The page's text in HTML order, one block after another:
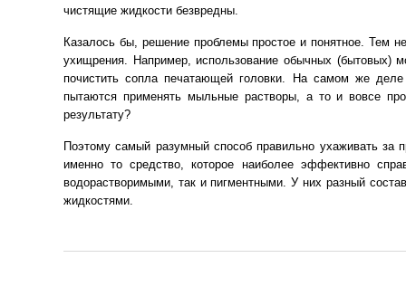
чистящие жидкости безвредны.
Казалось бы, решение проблемы простое и понятное. Тем
ухищрения. Например, использование обычных (бытовых)
почистить сопла печатающей головки. На самом же
пытаются применять мыльные растворы, а то и вовсе
результату?
Поэтому самый разумный способ правильно ухаживать за
именно то средство, которое наиболее эффективно
водорастворимыми, так и пигментными. У них разный
жидкостями.